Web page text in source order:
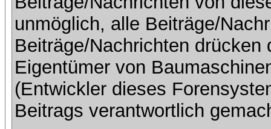
unmöglich, alle Beiträge/
Beiträge/Nachrichten
Eigentümer von
(Entwickler dieses
Beitrags verantwortlich